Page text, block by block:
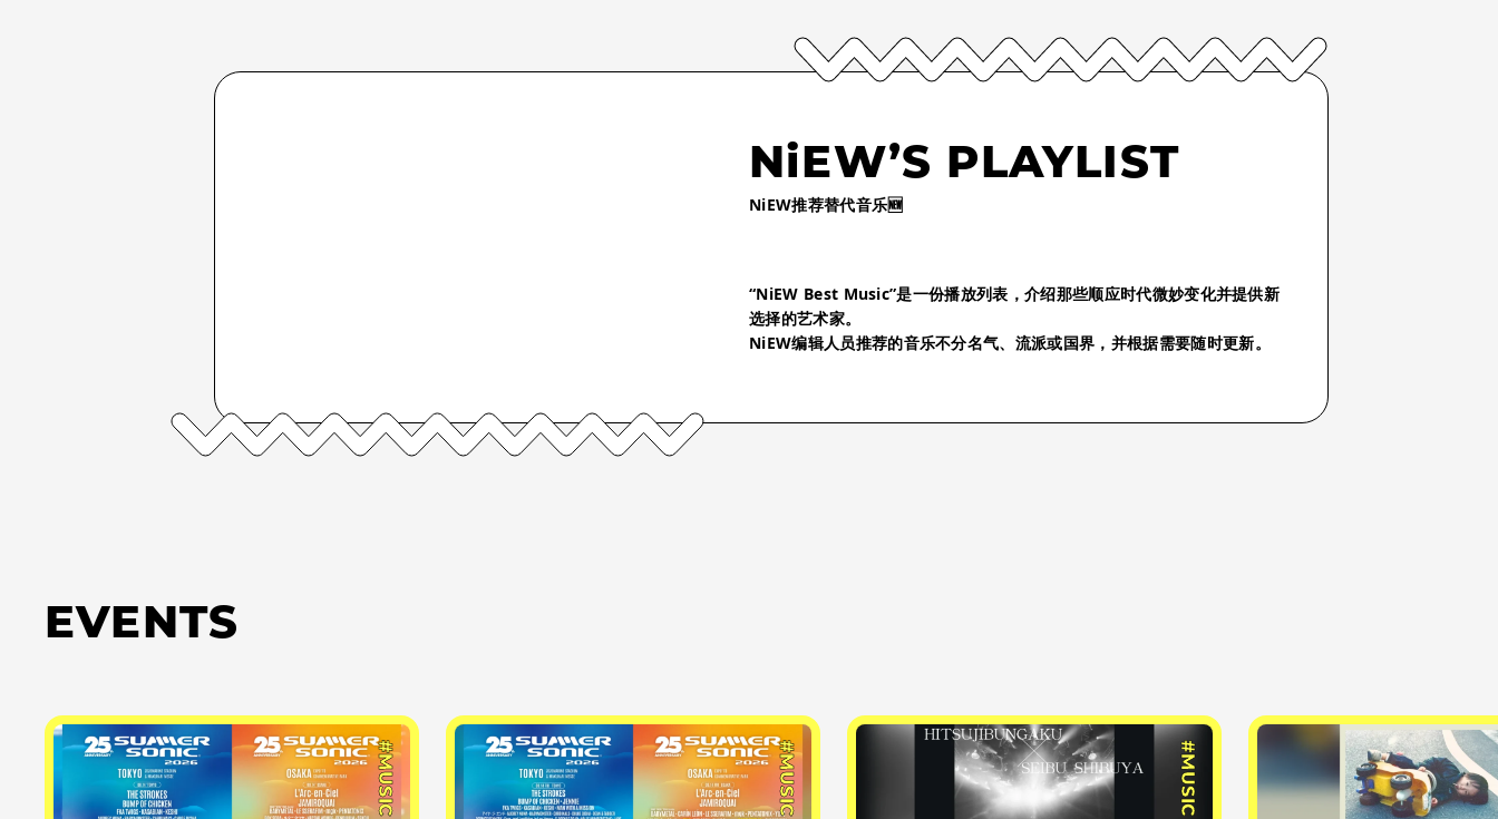
NiEW’S PLAYLIST
NiEW推荐替代音乐🆕
“NiEW Best Music”是一份播放列表，介绍那些顺应时代微妙变化并提供新
选择的艺术家。
NiEW编辑人员推荐的音乐不分名气、流派或国界，并根据需要随时更新。
EVENTS
#MUSIC #MUSIC #MUSIC